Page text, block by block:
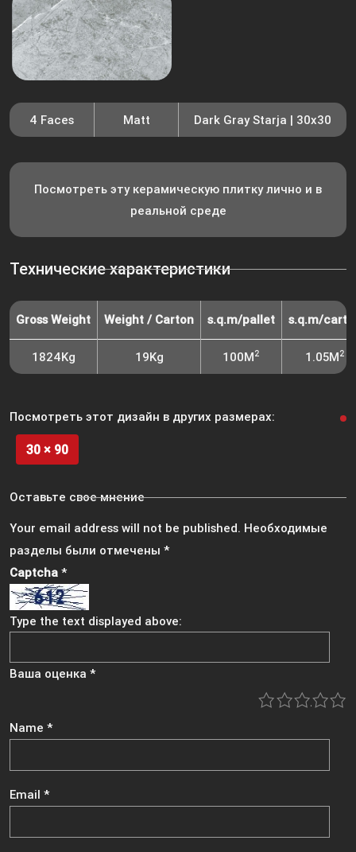
4 Faces Matt Dark Gray Starja | 30x30
Посмотреть эту керамическую плитку лично и в
реальной среде
Технические характеристики
Gross Weight Weight / Carton s.q.m/pallet s.q.m/
1824Kg 19Kg 100M2 1.05M2
Посмотреть этот дизайн в других размерах:
30 × 90
Оставьте свое мнение
Your email address will not be published. Необходимые
разделы были отмечены *
Name *
Email *
Captcha *
Type the text displayed above:
Ваша оценка *
5
4
3
2